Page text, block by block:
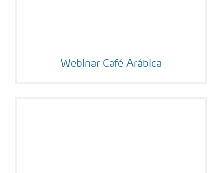
Webinar Café Arábica